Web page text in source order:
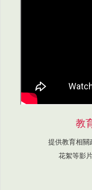
教
提供教育相關
花絮等影